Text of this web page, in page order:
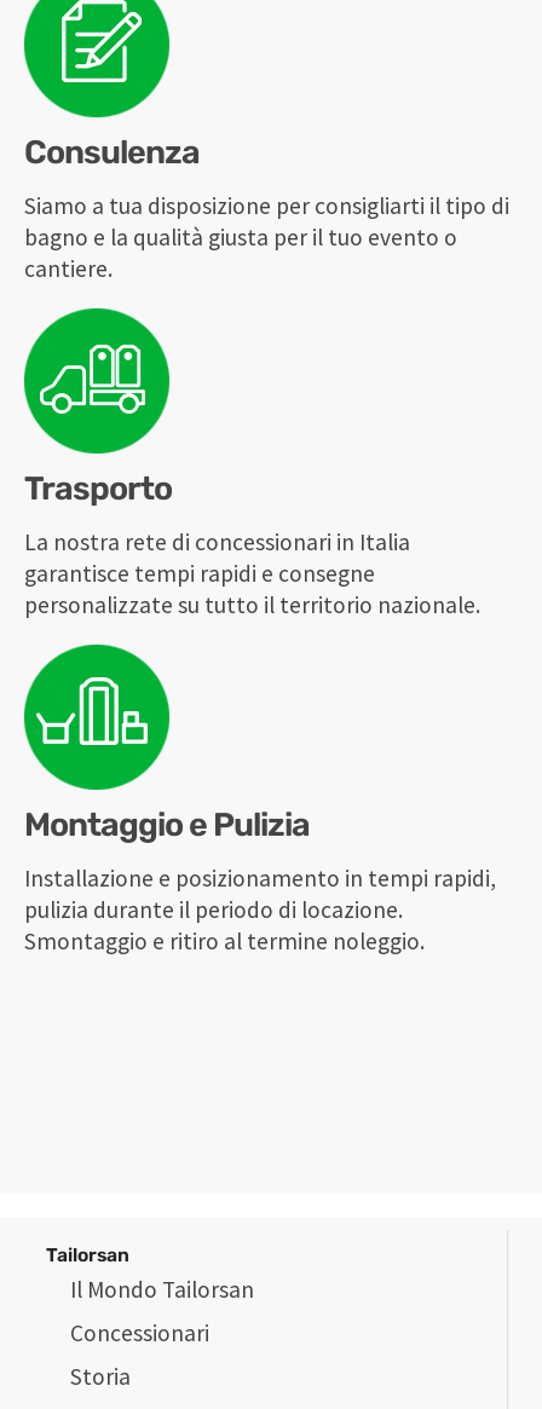
Consulenza
Siamo a tua disposizione per consigliarti il tipo di
bagno e la qualità giusta per il tuo evento o
cantiere.
Trasporto
La nostra rete di concessionari in Italia
garantisce tempi rapidi e consegne
personalizzate su tutto il territorio nazionale.
Montaggio e Pulizia
Installazione e posizionamento in tempi rapidi,
pulizia durante il periodo di locazione.
Smontaggio e ritiro al termine noleggio.
Tailorsan
Il Mondo Tailorsan
Concessionari
Storia